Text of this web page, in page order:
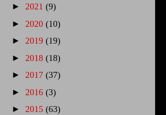
► 2021 (9)
► 2020 (10)
► 2019 (19)
► 2018 (18)
► 2017 (37)
► 2016 (3)
► 2015 (63)